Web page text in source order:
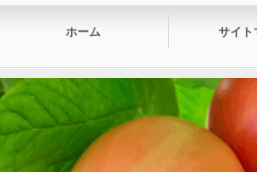
ホーム サイト